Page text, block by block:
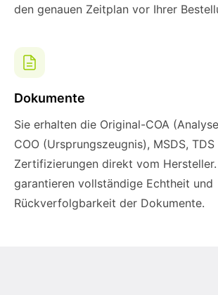
den genauen Zeitplan vor Ihrer
Dokumente
Sie erhalten die Original-COA
COO (Ursprungszeugnis), MSDS,
Zertifizierungen direkt vom
garantieren vollständige Echtheit und
Rückverfolgbarkeit der Dokumente.